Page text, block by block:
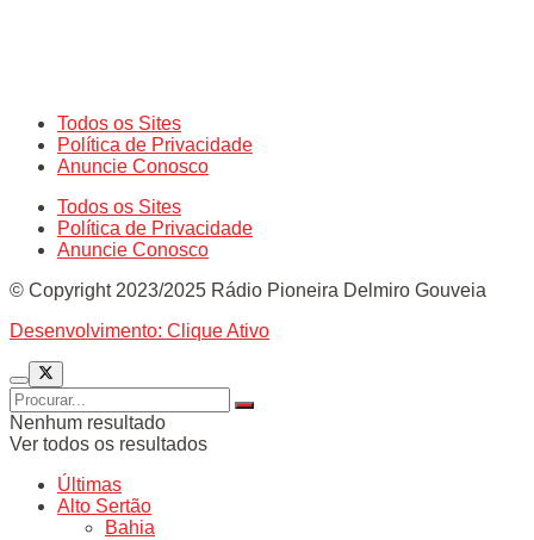
Todos os Sites
Política de Privacidade
Anuncie Conosco
Todos os Sites
Política de Privacidade
Anuncie Conosco
© Copyright 2023/2025 Rádio Pioneira Delmiro Gouveia
Desenvolvimento: Clique Ativo
Nenhum resultado
Ver todos os resultados
Últimas
Alto Sertão
Bahia